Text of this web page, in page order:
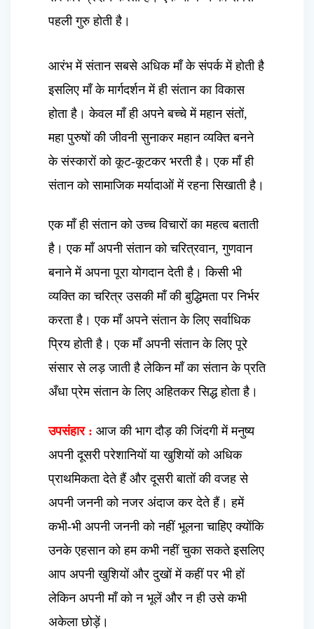
पहली गुरु होती है।
आरंभ में संतान सबसे अधिक माँ के संपर्क में होती है
इसलिए माँ के मार्गदर्शन में ही संतान का विकास
होता है। केवल माँ ही अपने बच्चे में महान संतों,
महा पुरुषों की जीवनी सुनाकर महान व्यक्ति बनने
के संस्कारों को कूट-कूटकर भरती है। एक माँ ही
संतान को सामाजिक मर्यादाओं में रहना सिखाती है।
एक माँ ही संतान को उच्च विचारों का महत्व बताती
है। एक माँ अपनी संतान को चरित्रवान, गुणवान
बनाने में अपना पूरा योगदान देती है। किसी भी
व्यक्ति का चरित्र उसकी माँ की बुद्धिमता पर निर्भर
करता है। एक माँ अपने संतान के लिए सर्वाधिक
प्रिय होती है। एक माँ अपनी संतान के लिए पूरे
संसार से लड़ जाती है लेकिन माँ का संतान के प्रति
अँधा प्रेम संतान के लिए अहितकर सिद्ध होता है।
उपसंहार : आज की भाग दौड़ की जिंदगी में मनुष्य
अपनी दूसरी परेशानियों या खुशियों को अधिक
प्राथमिकता देते हैं और दूसरी बातों की वजह से
अपनी जननी को नजर अंदाज कर देते हैं। हमें
कभी-भी अपनी जननी को नहीं भूलना चाहिए क्योंकि
उनके एहसान को हम कभी नहीं चुका सकते इसलिए
आप अपनी खुशियों और दुखों में कहीं पर भी हों
लेकिन अपनी माँ को न भूलें और न ही उसे कभी
अकेला छोड़ें।